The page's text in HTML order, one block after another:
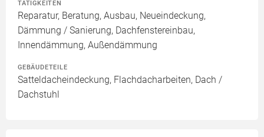
TÄTIGKEITEN
Reparatur, Beratung, Ausbau, Neueindeckung,
Dämmung / Sanierung, Dachfenstereinbau,
Innendämmung, Außendämmung
GEBÄUDETEILE
Satteldacheindeckung, Flachdacharbeiten, Dach /
Dachstuhl